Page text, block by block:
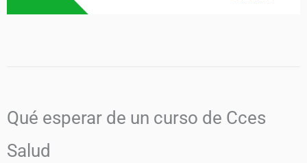
Qué esperar de un curso de Cces
Salud